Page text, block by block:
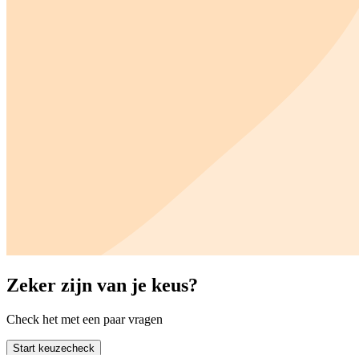
Zeker zijn van je keus?
Check het met een paar vragen
Start keuzecheck